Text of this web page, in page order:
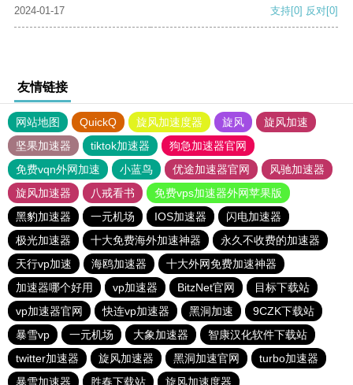
2024-01-17 支持[0] 反对[0]
友情链接
网站地图 QuickQ 旋风加速度器 旋风
旋风加速
坚果加速器
tiktok加速器
狗急加速器官网
免费vqn外网加速
小蓝鸟 优途加速器官网
风驰加速器
旋风加速器
八戒看书
免费vps加速器外网苹果版
黑豹加速器
一元机场 IOS加速器
闪电加速器
极光加速器
十大免费海外加速神器
永久不收费的加速器
天行vp加速
海鸥加速器
十大外网免费加速神器
加速器哪个好用
vp加速器 BitzNet官网
目标下载站
vp加速器官网
快连vp加速器 黑洞加速
9CZK下载站
暴雪vp
一元机场 大象加速器
智康汉化软件下载站
twitter加速器
旋风加速器 黑洞加速官网
turbo加速器
暴雪加速器
胜春下载站 旋风加速度器